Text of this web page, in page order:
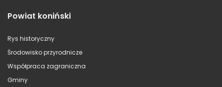
Powiat koniński
Rys historyczny
Środowisko przyrodnicze
Współpraca zagraniczna
Gminy